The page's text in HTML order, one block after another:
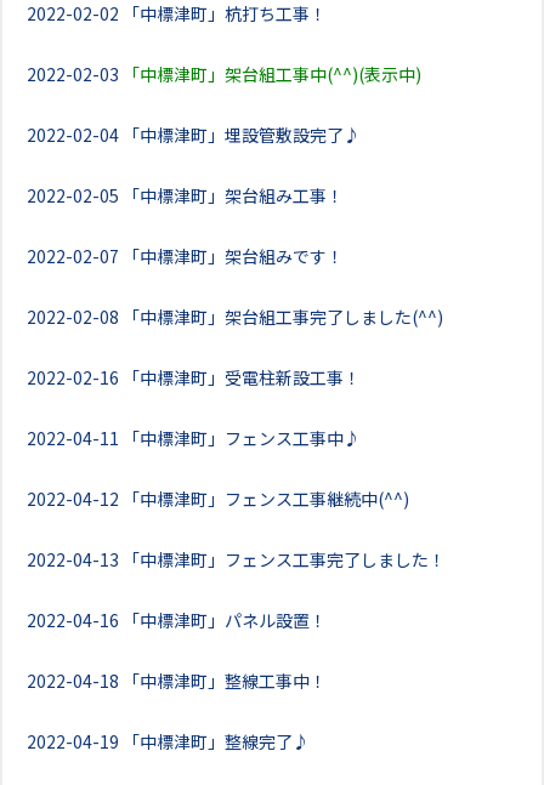
2022-02-02 「中標津町」杭打ち工事！
2022-02-03 「中標津町」架台組工事中(^^)(表示中)
2022-02-04 「中標津町」埋設管敷設完了♪
2022-02-05 「中標津町」架台組み工事！
2022-02-07 「中標津町」架台組みです！
2022-02-08 「中標津町」架台組工事完了しました(^^)
2022-02-16 「中標津町」受電柱新設工事！
2022-04-11 「中標津町」フェンス工事中♪
2022-04-12 「中標津町」フェンス工事継続中(^^)
2022-04-13 「中標津町」フェンス工事完了しました！
2022-04-16 「中標津町」パネル設置！
2022-04-18 「中標津町」整線工事中！
2022-04-19 「中標津町」整線完了♪